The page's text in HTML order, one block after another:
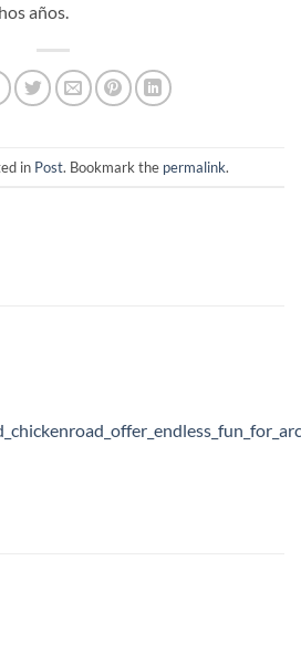
años.
in Post. Bookmark the permalink.